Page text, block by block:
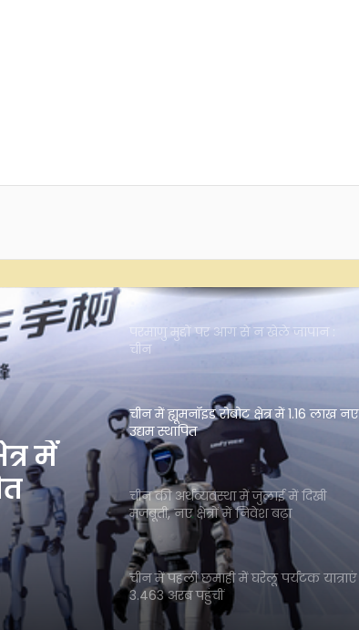
में
में
निवेश
पार्टी ने उठाए सवाल, पीएम बालेंद्र शाह के
चीन में ह्यूमनॉइड रोबोट क्षेत्र में 1.16 लाख नए
उद्यम स्थापित
चीन की अर्थव्यवस्था में जुलाई में दिखी
मजबूती, नए क्षेत्रों में निवेश बढ़ा
चीन में पहली छमाही में घरेलू पर्यटक यात्राएं
3.463 अरब पहुंचीं
आसियान की रोशनी से जगमगा उठा
कुतुबमीनार, नई दिल्ली में 59वीं वर्षगांठ का
हुआ आयोजन